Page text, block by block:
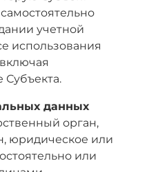
учетной
использования
данных
орган,
юридическое или
или